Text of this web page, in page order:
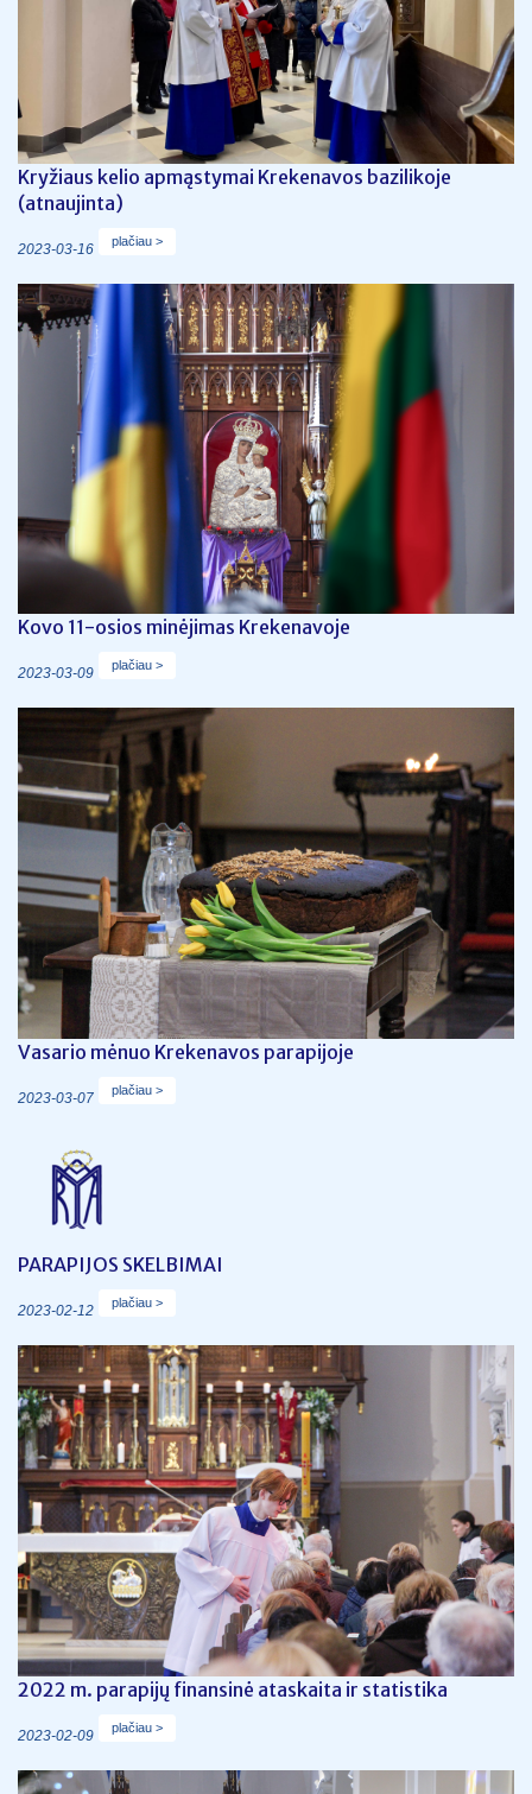
Kryžiaus kelio apmąstymai Krekenavos bazilikoje
(atnaujinta)
2023-03-16 plačiau >
Kovo 11-osios minėjimas Krekenavoje
2023-03-09 plačiau >
Vasario mėnuo Krekenavos parapijoje
2023-03-07 plačiau >
PARAPIJOS SKELBIMAI
2023-02-12 plačiau >
2022 m. parapijų finansinė ataskaita ir statistika
2023-02-09 plačiau >